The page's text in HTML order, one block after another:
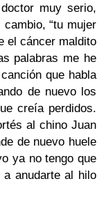
muy serio,
“tu mujer
el cáncer maldito
palabras me he
que habla
de nuevo los
creía perdidos.
al chino Juan
de nuevo huele
ya no tengo que
anudarte al hilo